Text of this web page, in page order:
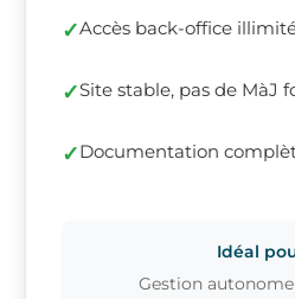
Accès back-office
Site stable, pas de MàJ
Documentation
Idéal
Gestion